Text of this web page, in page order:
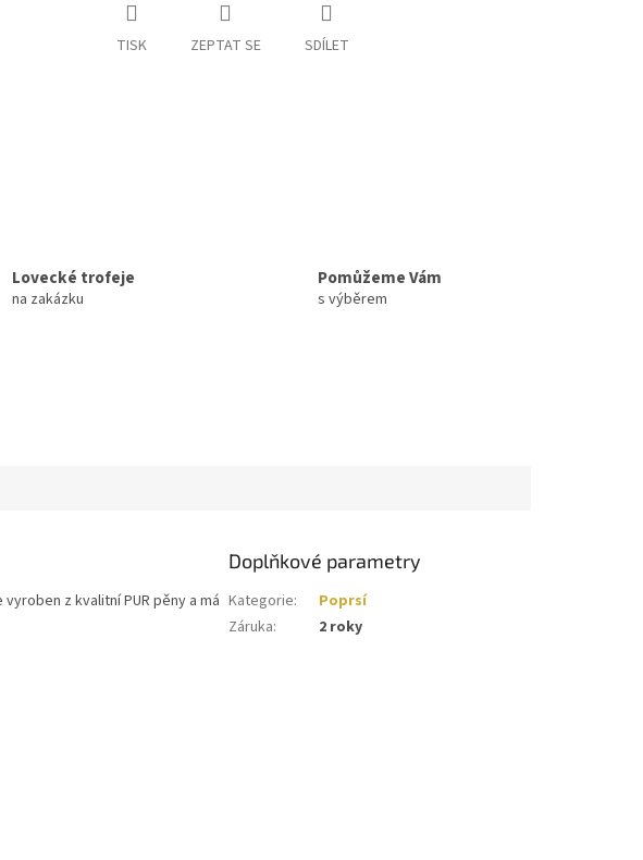
TISK ZEPTAT SE SDÍLET
Lovecké trofeje
na zakázku
Pomůžeme Vám
s výběrem
z kvalitní PUR pěny a má
Doplňkové parametry
Kategorie:
Poprsí
Záruka: 2 roky